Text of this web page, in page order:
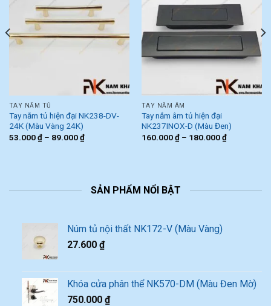
TAY NẮM TỦ
Tay nắm tủ hiện đại NK238-DV-
24K (Màu Vàng 24K)
53.000₫– 89.000₫
TAY NẮM ÂM
Tay nắm âm tủ hiện đại
NK237INOX-D (Màu Đen)
160.000₫– 180.000₫
SẢN PHẨM NỔI BẬT
Núm tủ nội thất NK172-V (Màu Vàng)
27.600 ₫
Khóa cửa phân thể NK570-DM (Màu Đen Mờ)
750.000 ₫